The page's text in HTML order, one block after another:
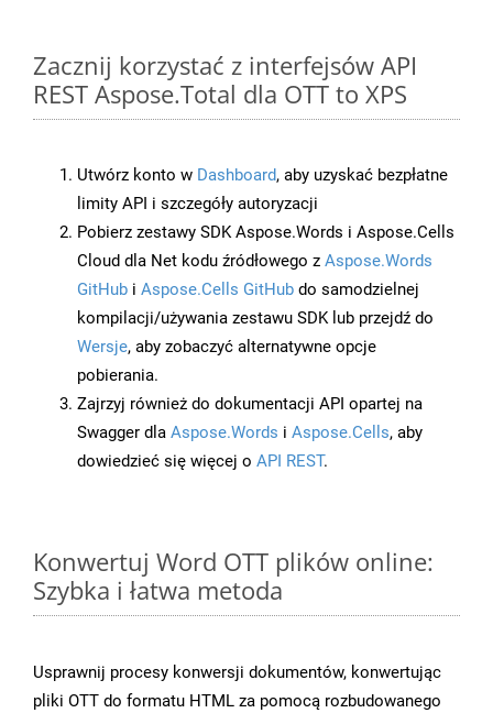
Zacznij korzystać z interfejsów API
REST Aspose.Total dla OTT to XPS
Utwórz konto w Dashboard, aby uzyskać bezpłatne
limity API i szczegóły autoryzacji
Pobierz zestawy SDK Aspose.Words i Aspose.Cells
Cloud dla Net kodu źródłowego z Aspose.Words
GitHub i Aspose.Cells GitHub do samodzielnej
kompilacji/używania zestawu SDK lub przejdź do
Wersje, aby zobaczyć alternatywne opcje
pobierania.
Zajrzyj również do dokumentacji API opartej na
Swagger dla Aspose.Words i Aspose.Cells, aby
dowiedzieć się więcej o API REST.
Konwertuj Word OTT plików online:
Szybka i łatwa metoda
Usprawnij procesy konwersji dokumentów, konwertując
pliki OTT do formatu HTML za pomocą rozbudowanego